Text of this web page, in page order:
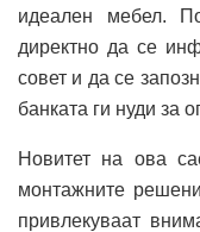
идеален мебел.
директно да се
совет и да се
банката ги нуди за
Новитет на ова
монтажните
привлекуваат